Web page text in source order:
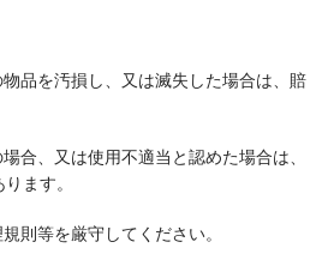
品を汚損し、又は滅失した場合は、賠
合、又は使用不適当と認めた場合は、
ます。
則等を厳守してください。